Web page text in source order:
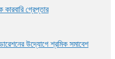
গ্রেপ্তার
উদ্যোগে শ্রমিক সমাবেশ